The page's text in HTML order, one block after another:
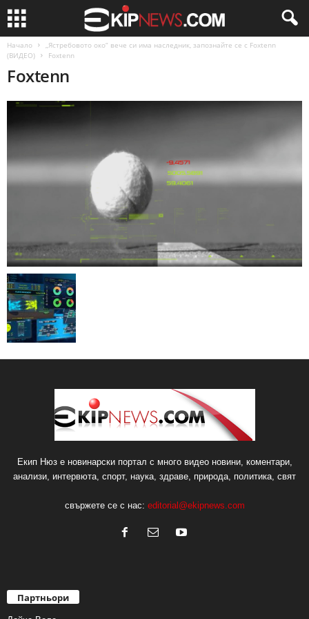
Начало
„Ястребовото око“ вече си има наследник, запознайте се с Foxtenn
(ВИДЕО)
Foxtenn
Foxtenn
Екип Нюз е новинарски портал с много видео новини, коментари,
анализи, интервюта, спорт, наука, здраве, природа, политика, свят
свържете се с нас: editorial@ekipnews.com
Партньори